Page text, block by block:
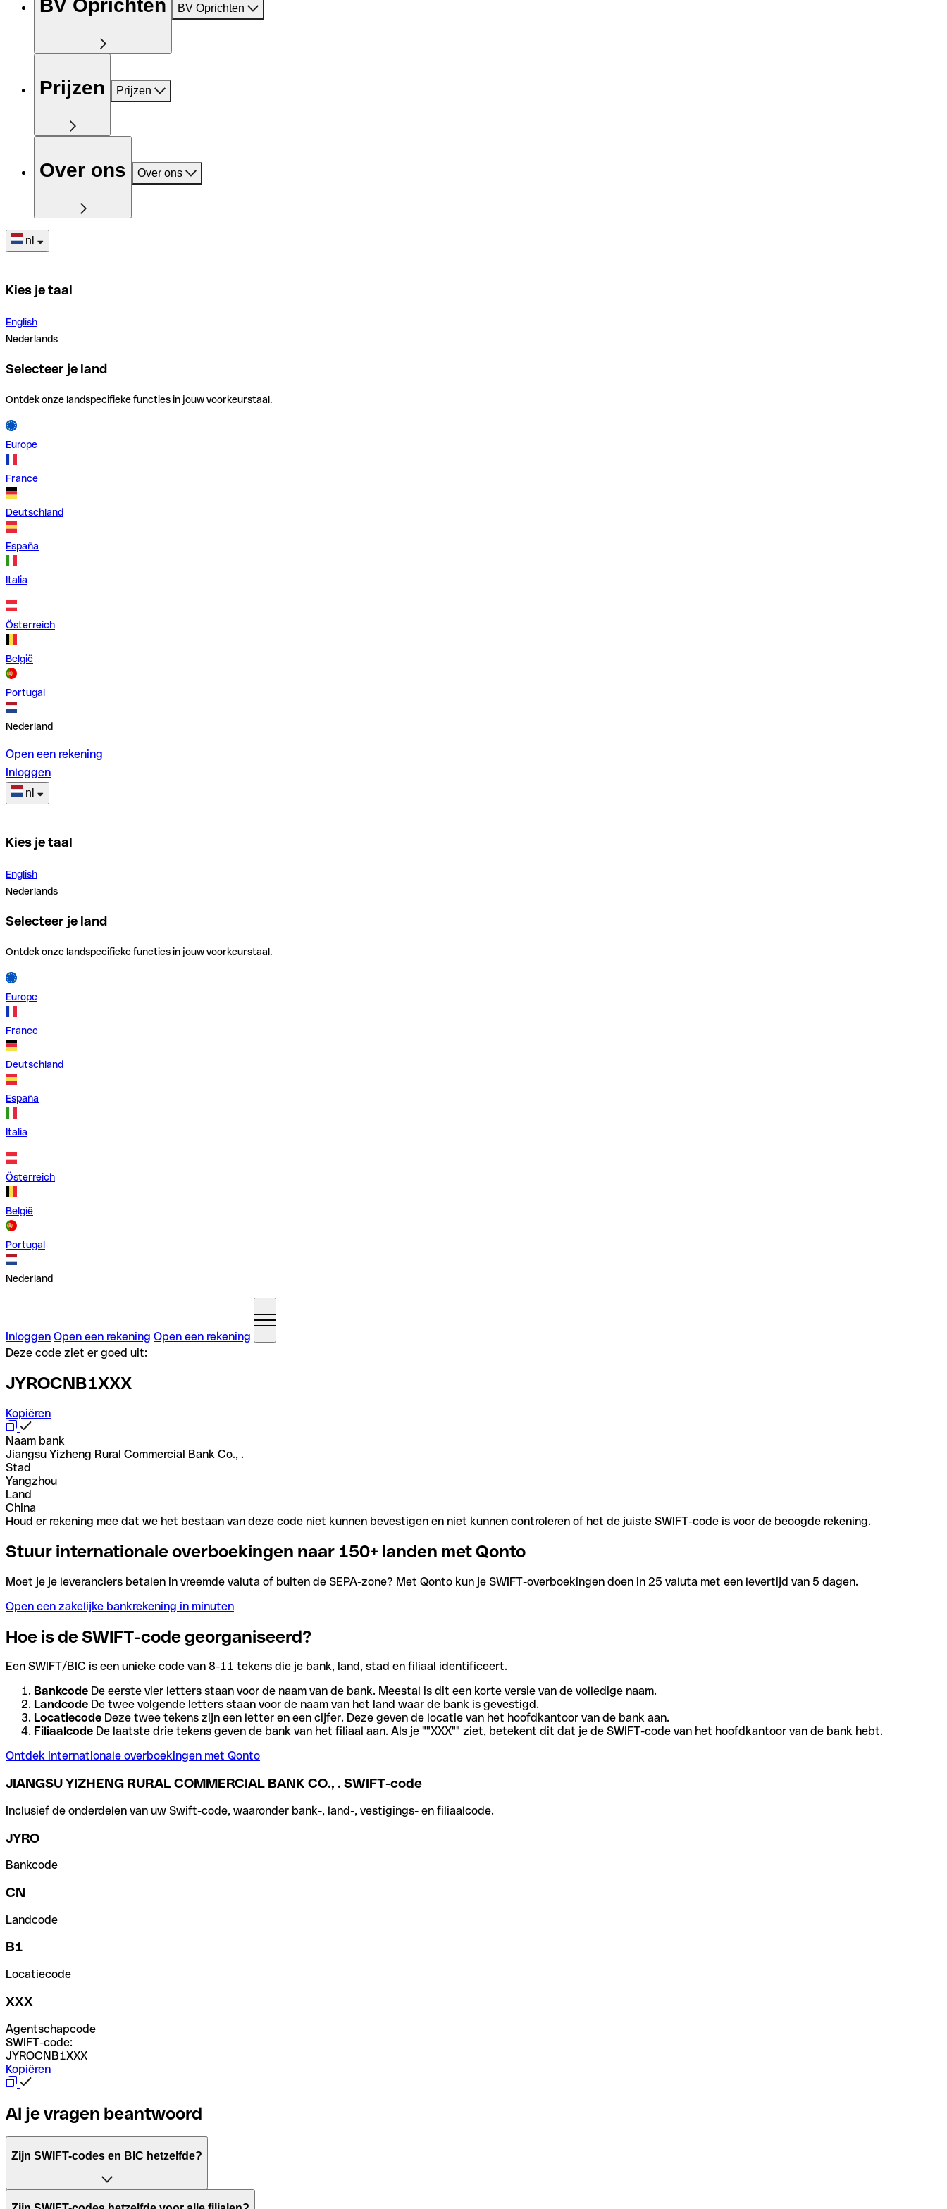
BV Oprichten BV Oprichten
Prijzen Prijzen
Over ons Over ons
nl
Kies je taal
English
Nederlands
Selecteer je land
Ontdek onze landspecifieke functies in jouw voorkeurstaal.
Europe
France
Deutschland
España
Italia
Österreich
België
Portugal
Nederland
Open een rekening
Inloggen
nl
Kies je taal
English
Nederlands
Selecteer je land
Ontdek onze landspecifieke functies in jouw voorkeurstaal.
Europe
France
Deutschland
España
Italia
Österreich
België
Portugal
Nederland
Inloggen Open een rekening Open een rekening
Deze code ziet er goed uit:
JYROCNB1XXX
Kopiëren
Naam bank
Jiangsu Yizheng Rural Commercial Bank Co., .
Stad
Yangzhou
Land
China
Houd er rekening mee dat we het bestaan van deze code niet kunnen bevestigen en niet kunnen controleren of het de juiste SWIFT-code is voor de beoogde rekening.
Stuur internationale overboekingen naar 150+ landen met Qonto
Moet je je leveranciers betalen in vreemde valuta of buiten de SEPA-zone? Met Qonto kun je SWIFT-overboekingen doen in 25 valuta met een levertijd van 5 dagen.
Open een zakelijke bankrekening in minuten
Hoe is de SWIFT-code georganiseerd?
Een SWIFT/BIC is een unieke code van 8-11 tekens die je bank, land, stad en filiaal identificeert.
Bankcode De eerste vier letters staan voor de naam van de bank. Meestal is dit een korte versie van de volledige naam.
Landcode De twee volgende letters staan voor de naam van het land waar de bank is gevestigd.
Locatiecode Deze twee tekens zijn een letter en een cijfer. Deze geven de locatie van het hoofdkantoor van de bank aan.
Filiaalcode De laatste drie tekens geven de bank van het filiaal aan. Als je ""XXX"" ziet, betekent dit dat je de SWIFT-code van het hoofdkantoor van de bank hebt.
Ontdek internationale overboekingen met Qonto
JIANGSU YIZHENG RURAL COMMERCIAL BANK CO., . SWIFT-code
Inclusief de onderdelen van uw Swift-code, waaronder bank-, land-, vestigings- en filiaalcode.
JYRO
Bankcode
CN
Landcode
B1
Locatiecode
XXX
Agentschapcode
SWIFT-code:
JYROCNB1XXX
Kopiëren
Al je vragen beantwoord
Zijn SWIFT-codes en BIC hetzelfde?